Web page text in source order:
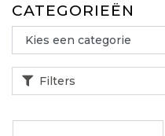
CATEGORIEËN
Filters